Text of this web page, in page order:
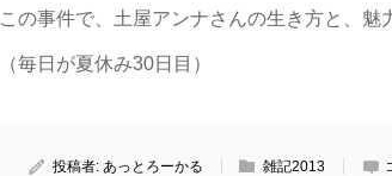
この事件で、土屋アンナさんの生き方と、魅
（毎日が夏休み30日目）
投稿者: あっとろーかる 雑記2013